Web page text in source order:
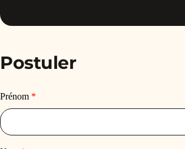
Postuler